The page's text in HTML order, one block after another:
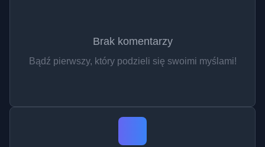
Brak komentarzy
Bądź pierwszy, który podzieli się swoimi myślami!